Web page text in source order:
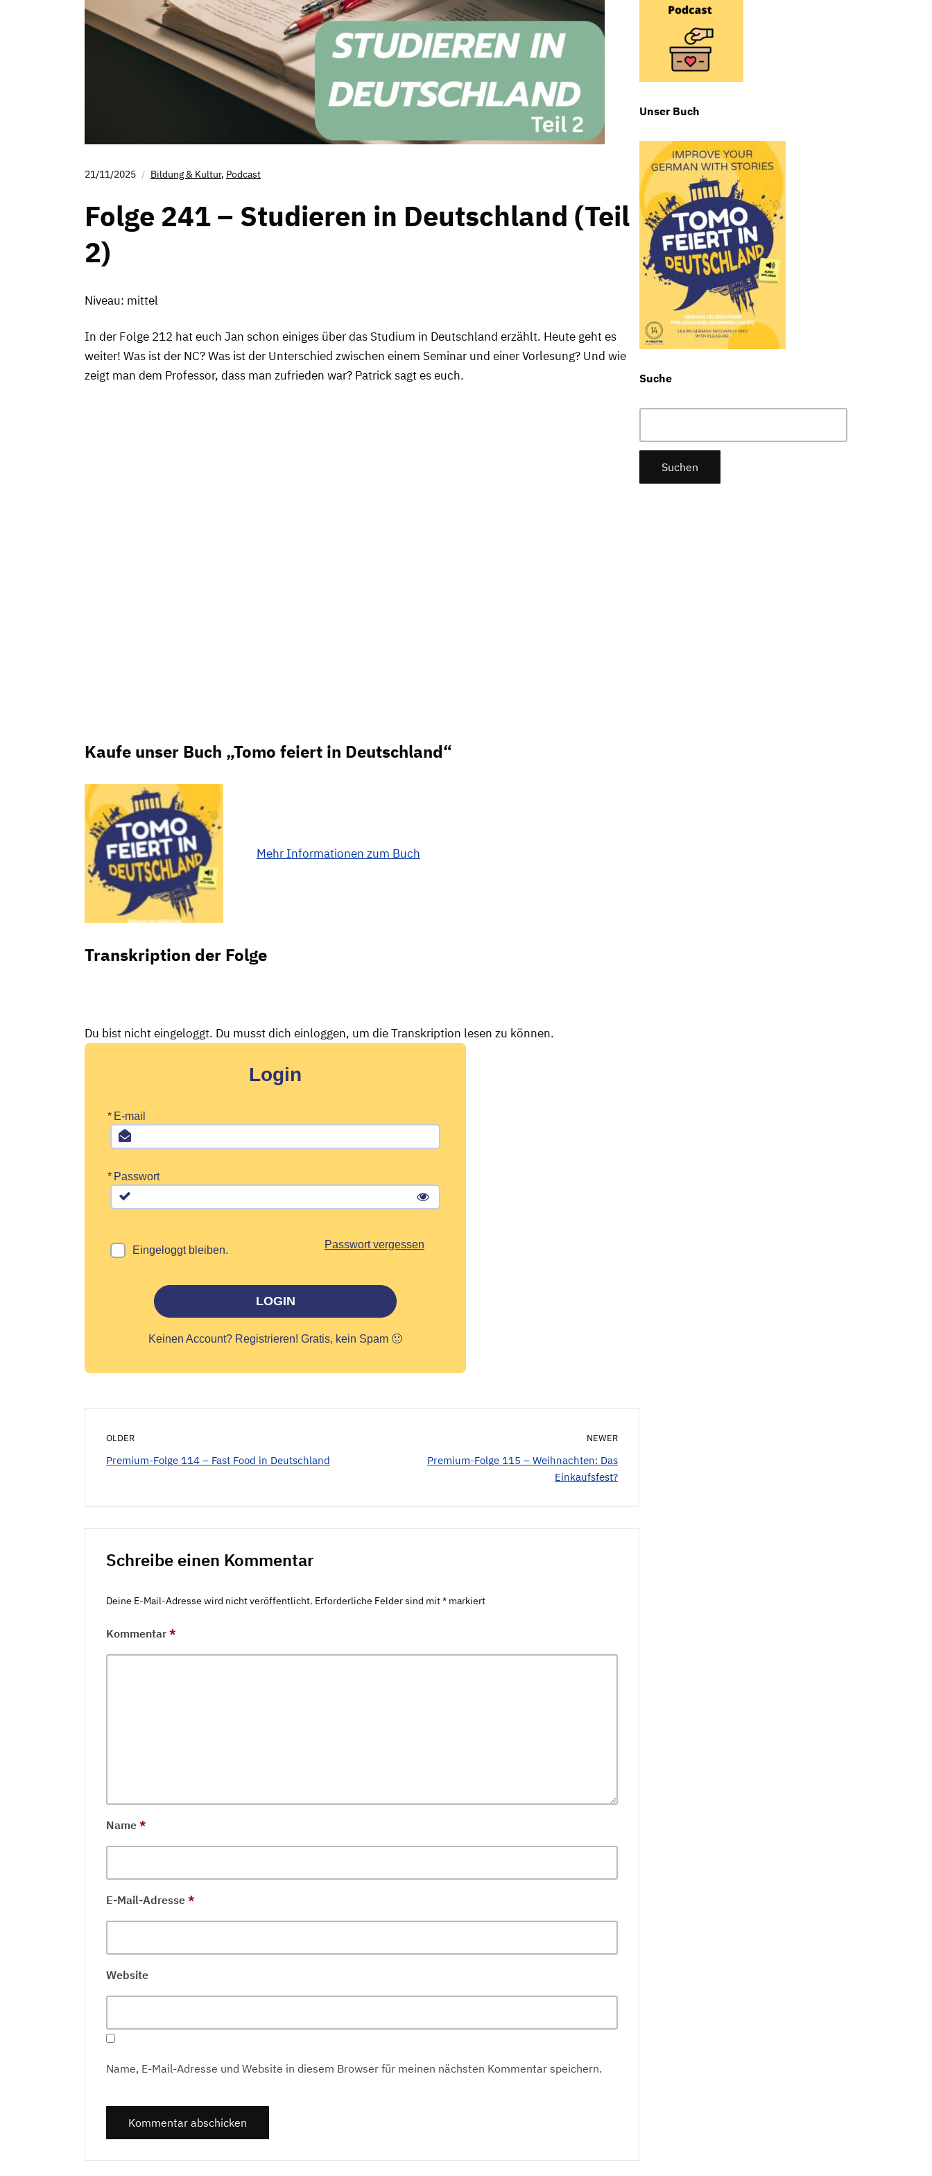
21/11/2025 Bildung & Kultur, Podcast
Folge 241 – Studieren in Deutschland (Teil
2)
Niveau: mittel
In der Folge 212 hat euch Jan schon einiges über das Studium in Deutschland erzählt. Heute geht es
weiter! Was ist der NC? Was ist der Unterschied zwischen einem Seminar und einer Vorlesung? Und wie
zeigt man dem Professor, dass man zufrieden war? Patrick sagt es euch.
Kaufe unser Buch „Tomo feiert in Deutschland“
Mehr Informationen zum Buch
Transkription der Folge
Du bist nicht eingeloggt. Du musst dich einloggen, um die Transkription lesen zu können.
Login
* E-mail
* Passwort
Eingeloggt bleiben.
LOGIN
Passwort vergessen
Keinen Account? Registrieren! Gratis, kein Spam 🙂
OLDER
Premium-Folge 114 – Fast Food in Deutschland
NEWER
Premium-Folge 115 – Weihnachten: Das
Einkaufsfest?
Schreibe einen Kommentar
Deine E-Mail-Adresse wird nicht veröffentlicht. Erforderliche Felder sind mit* markiert
Kommentar *
Name *
E-Mail-Adresse *
Website
Name, E-Mail-Adresse und Website in diesem Browser für meinen nächsten Kommentar speichern.
Unser Buch
Suche